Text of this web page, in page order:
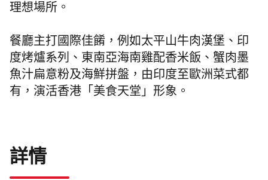
理想場所。
餐廳主打國際佳餚，例如太平山牛肉漢堡、印
度烤爐系列、東南亞海南雞配香米飯、蟹肉墨
魚汁扁意粉及海鮮拼盤，由印度至歐洲菜式都
有，演活香港「美食天堂」形象。
詳情